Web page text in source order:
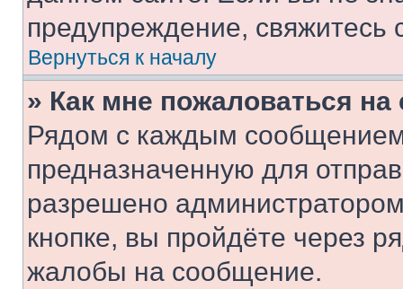
предупреждение,
Вернуться к началу
» Как мне пожаловаться
Рядом с каждым сообщением
предназначенную для
разрешено
кнопке, вы пройдёте через
жалобы на сообщение.